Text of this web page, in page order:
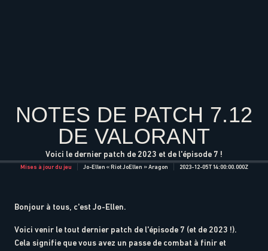
NOTES DE PATCH 7.12
DE VALORANT
Voici le dernier patch de 2023 et de l'épisode 7 !
Mises à jour du jeu Jo-Ellen « Riot JoEllen » Aragon 2023-12-05T14:00:00.000Z
Bonjour à tous, c'est Jo-Ellen.
Voici venir le tout dernier patch de l'épisode 7 (et de 2023 !).
Cela signifie que vous avez un passe de combat à finir et